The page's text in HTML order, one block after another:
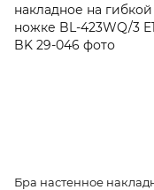
Бра настенное